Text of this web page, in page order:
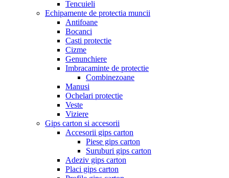
Tencuieli
Echipamente de protectia muncii
Antifoane
Bocanci
Casti protectie
Cizme
Genunchiere
Imbracaminte de protectie
Combinezoane
Manusi
Ochelari protectie
Veste
Viziere
Gips carton si accesorii
Accesorii gips carton
Piese gips carton
Suruburi gips carton
Adeziv gips carton
Placi gips carton